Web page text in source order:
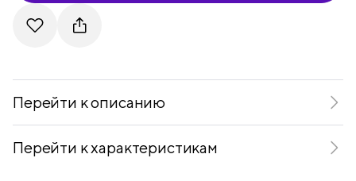
Перейти к описанию
Перейти к характеристикам